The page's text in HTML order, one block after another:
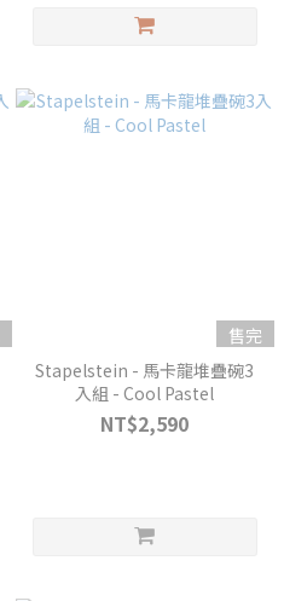
售完
Stapelstein - 馬卡龍堆疊碗3
入組 - Cool Pastel
NT$2,590